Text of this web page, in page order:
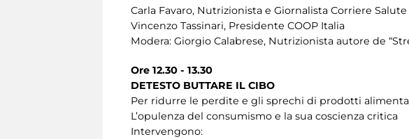
Carla Favaro, Nutrizionista e Giornalista Corriere Salute
Vincenzo Tassinari, Presidente COOP Italia
Modera: Giorgio Calabrese, Nutrizionista autore de
Ore 12.30 - 13.30
DETESTO BUTTARE IL CIBO
Per ridurre le perdite e gli sprechi di prodotti
L’opulenza del consumismo e la sua coscienza critica
Intervengono: